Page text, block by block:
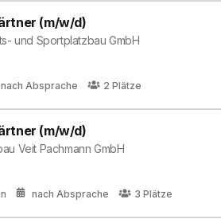
(m/w/d)
und Sportplatzbau GmbH
nach Absprache 2 Plätze
(m/w/d)
Veit Pachmann GmbH
nach Absprache 3 Plätze